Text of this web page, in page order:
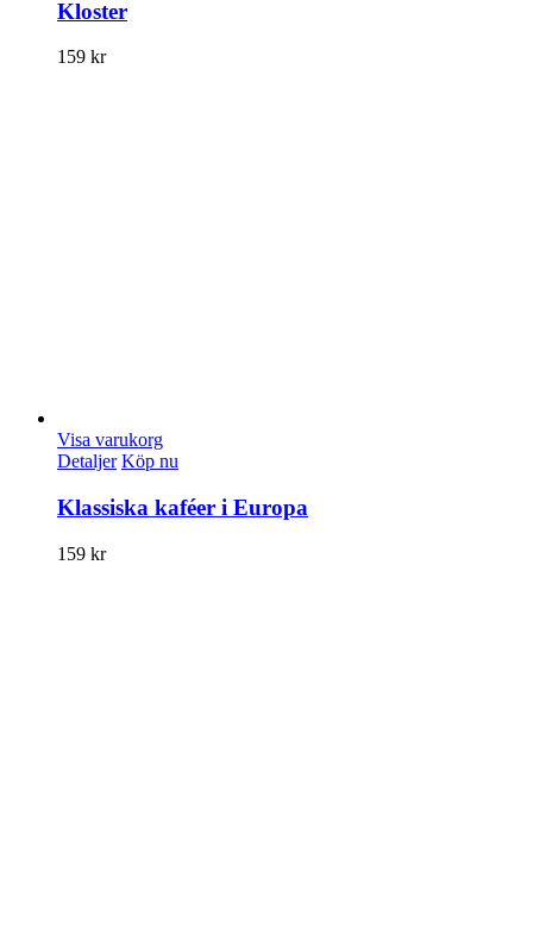
Kloster
159 kr
Visa varukorg
Detaljer Köp nu
Klassiska kaféer i Europa
159 kr